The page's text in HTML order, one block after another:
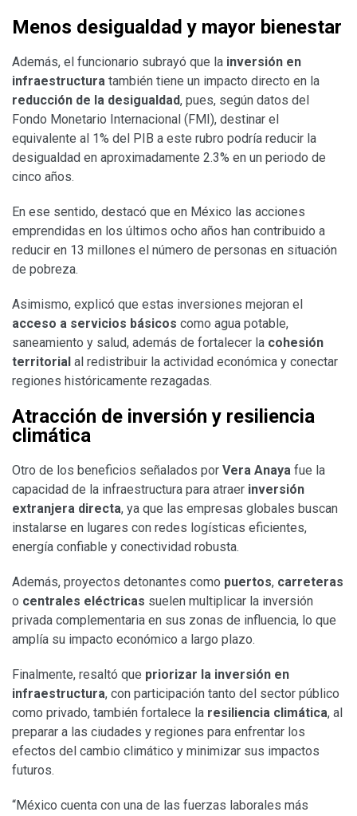
Menos desigualdad y mayor bienestar
Además, el funcionario subrayó que la inversión en
infraestructura también tiene un impacto directo en la
reducción de la desigualdad, pues, según datos del
Fondo Monetario Internacional (FMI), destinar el
equivalente al 1% del PIB a este rubro podría reducir la
desigualdad en aproximadamente 2.3% en un periodo de
cinco años.
En ese sentido, destacó que en México las acciones
emprendidas en los últimos ocho años han contribuido a
reducir en 13 millones el número de personas en situación
de pobreza.
Asimismo, explicó que estas inversiones mejoran el
acceso a servicios básicos como agua potable,
saneamiento y salud, además de fortalecer la cohesión
territorial al redistribuir la actividad económica y conectar
regiones históricamente rezagadas.
Atracción de inversión y resiliencia
climática
Otro de los beneficios señalados por Vera Anaya fue la
capacidad de la infraestructura para atraer inversión
extranjera directa, ya que las empresas globales buscan
instalarse en lugares con redes logísticas eficientes,
energía confiable y conectividad robusta.
Además, proyectos detonantes como puertos, carreteras
o centrales eléctricas suelen multiplicar la inversión
privada complementaria en sus zonas de influencia, lo que
amplía su impacto económico a largo plazo.
Finalmente, resaltó que priorizar la inversión en
infraestructura, con participación tanto del sector público
como privado, también fortalece la resiliencia climática, al
preparar a las ciudades y regiones para enfrentar los
efectos del cambio climático y minimizar sus impactos
futuros.
“México cuenta con una de las fuerzas laborales más